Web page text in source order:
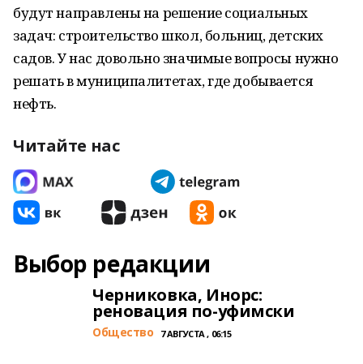
будут направлены на решение социальных
задач: строительство школ, больниц, детских
садов. У нас довольно значимые вопросы нужно
решать в муниципалитетах, где добывается
нефть.
Читайте нас
Выбор редакции
Черниковка, Инорс:
реновация по-уфимски
Общество 7 АВГУСТА , 06:15